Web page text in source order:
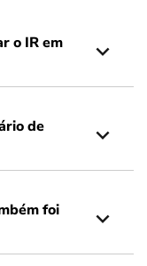
o IR em
de
foi